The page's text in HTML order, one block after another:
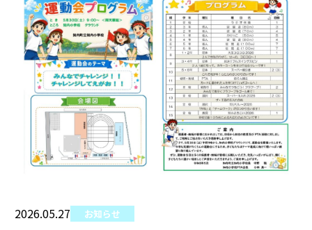
2026.05.27 お知らせ